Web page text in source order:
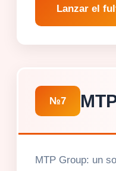
Lanzar el
№7
MTP Group: un